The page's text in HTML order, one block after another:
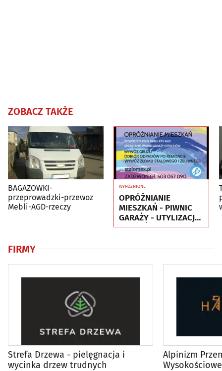
ZOBACZ TAKŻE
BAGAZOWKI-
przeprowadzki-przewoz
Mebli-AGD-rzeczy
WYRÓŻNIONE
OPRÓŻNIANIE
MIESZKAŃ - PIWNIC
GARAŻY - UTYLIZACJA
- WYWÓZ MEBLI RTV
FIRMY
Strefa Drzewa - pielęgnacja i
wycinka drzew trudnych
Alpinizm